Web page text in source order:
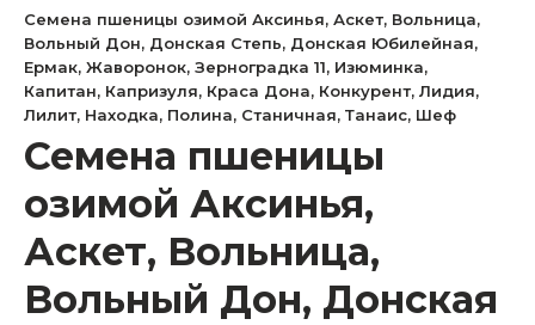
Семена пшеницы озимой Аксинья, Аскет, Вольница,
Вольный Дон, Донская Степь, Донская Юбилейная,
Ермак, Жаворонок, Зерноградка 11, Изюминка,
Капитан, Капризуля, Краса Дона, Конкурент, Лидия,
Лилит, Находка, Полина, Станичная, Танаис, Шеф
Семена пшеницы
озимой Аксинья,
Аскет, Вольница,
Вольный Дон, Донская